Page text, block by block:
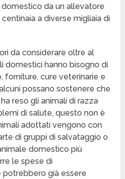
domestico da un allevatore
a diverse migliaia di
da considerare oltre al
domestici hanno bisogno di
forniture, cure veterinarie e
possano sostenere che
reso gli animali di razza
di salute, questo non è
adottati vengono con
di gruppi di salvataggio o
domestico più
le spese di
già essere